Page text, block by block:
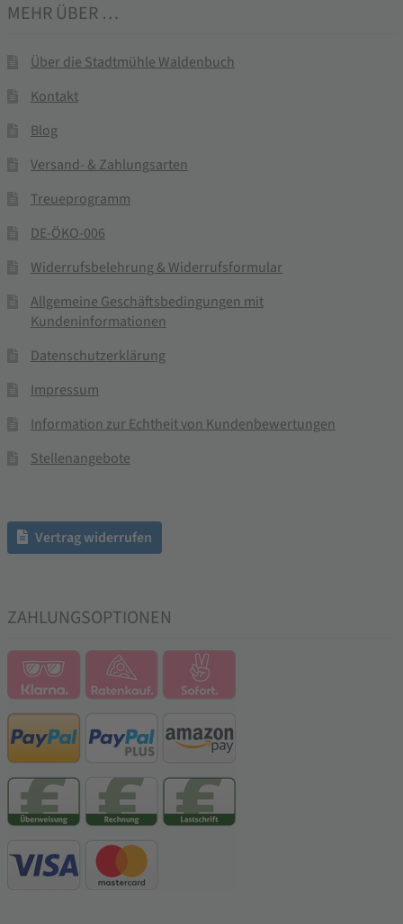
MEHR ÜBER …
Über die Stadtmühle Waldenbuch
Kontakt
Blog
Versand- & Zahlungsarten
Treueprogramm
DE-ÖKO-006
Widerrufsbelehrung & Widerrufsformular
Allgemeine Geschäftsbedingungen mit
Kundeninformationen
Datenschutzerklärung
Impressum
Information zur Echtheit von Kundenbewertungen
Stellenangebote
Vertrag widerrufen
ZAHLUNGSOPTIONEN